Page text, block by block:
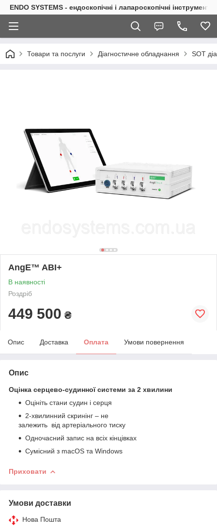
ENDO SYSTEMS - ендоскопічні і лапароскопічні інструменти
Товари та послуги Діагностичне обладнання SOT
AngE™ ABI+
В наявності
Роздріб
449 500 ₴
Опис Доставка Оплата Умови повернення
Опис
Оцінка серцево-судинної системи за 2 хвилини
Оцініть стани судин і серця
2-хвилинний скринінг – не
залежить від артеріального тиску
Одночасний запис на всіх кінцівках
Сумісний з macOS та Windows
Приховати
Умови доставки
Нова Пошта